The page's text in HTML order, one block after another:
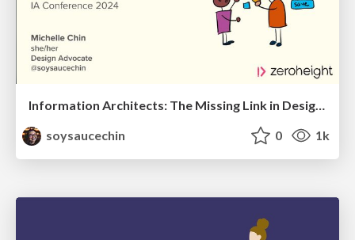
Information Architects: The Missing Link in Design Systems
soysaucechin
0 1k